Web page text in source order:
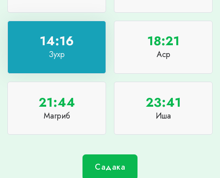
14:16
Зухр
18:21
Аср
21:44
Магриб
23:41
Иша
Садака